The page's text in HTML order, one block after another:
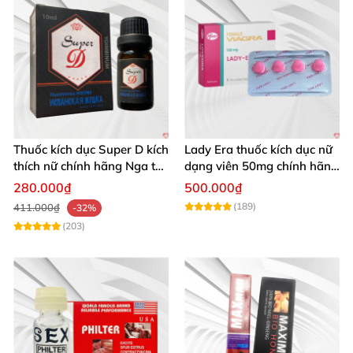
Thuốc kích dục Super D kích
thích nữ chính hãng Nga tác
dụng mạnh
280.000₫
411.000₫
-32%
(203)
Lady Era thuốc kích dục nữ
dạng viên 50mg chính hãng
pfizer Mỹ tăng hưng phấn
nữ
500.000₫
(189)